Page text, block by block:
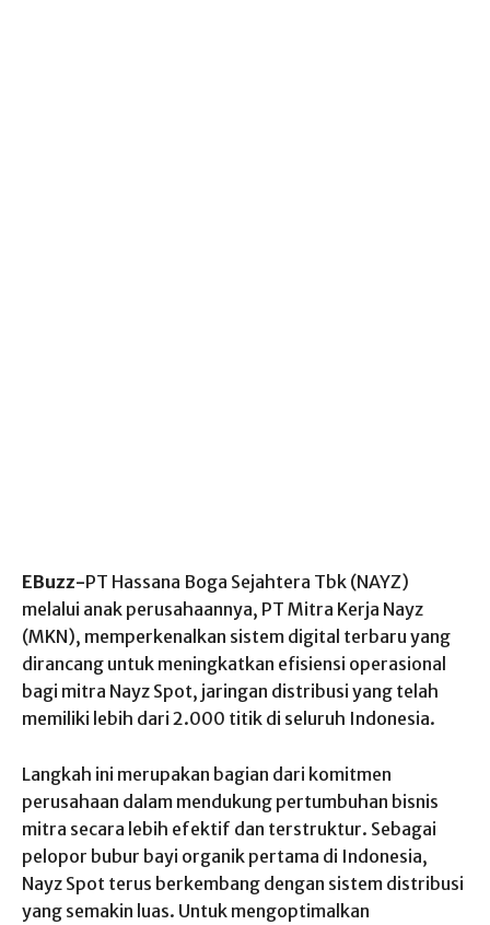
EBuzz-PT Hassana Boga Sejahtera Tbk (NAYZ)
melalui anak perusahaannya, PT Mitra Kerja Nayz
(MKN), memperkenalkan sistem digital terbaru yang
dirancang untuk meningkatkan efisiensi operasional
bagi mitra Nayz Spot, jaringan distribusi yang telah
memiliki lebih dari 2.000 titik di seluruh Indonesia.
Langkah ini merupakan bagian dari komitmen
perusahaan dalam mendukung pertumbuhan bisnis
mitra secara lebih efektif dan terstruktur. Sebagai
pelopor bubur bayi organik pertama di Indonesia,
Nayz Spot terus berkembang dengan sistem distribusi
yang semakin luas. Untuk mengoptimalkan